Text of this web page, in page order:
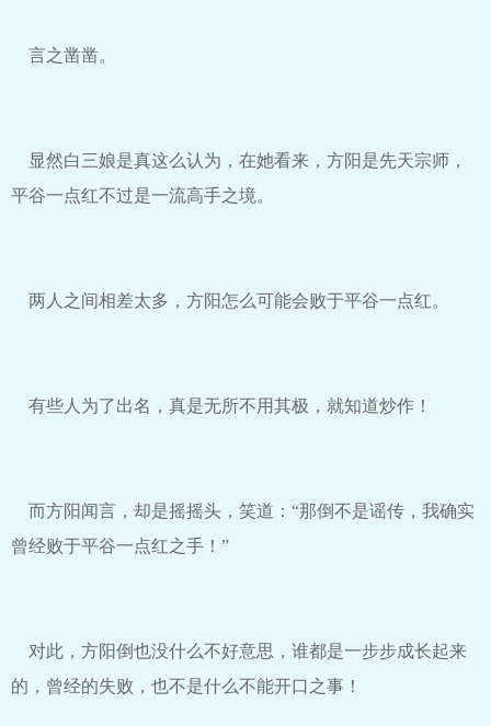
言之凿凿。
显然白三娘是真这么认为，在她看来，方阳是先天宗师，
平谷一点红不过是一流高手之境。
两人之间相差太多，方阳怎么可能会败于平谷一点红。
有些人为了出名，真是无所不用其极，就知道炒作！
而方阳闻言，却是摇摇头，笑道：“那倒不是谣传，我确实
曾经败于平谷一点红之手！”
对此，方阳倒也没什么不好意思，谁都是一步步成长起来
的，曾经的失败，也不是什么不能开口之事！